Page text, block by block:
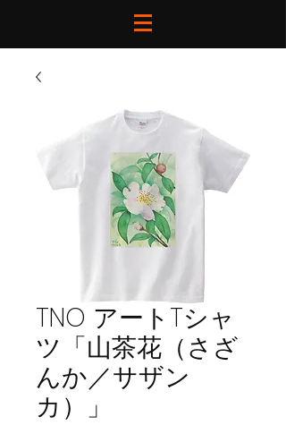
TNO アートTシャ
ツ「山茶花（さざ
んか／サザン
カ）」